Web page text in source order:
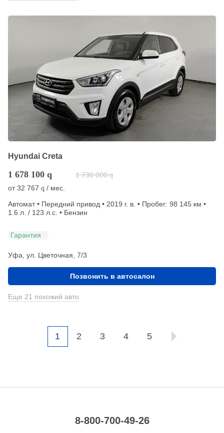
Hyundai Creta
1 678 100 q 1 730 000 q
от32 767 q / мес.
Автомат • Передний привод • 2019 г. в. • Пробег: 98 145 км •
1.6 л. / 123 л.с. • Бензин
Гарантия
Уфа, ул. Цветочная, 7/3
Позвонить в автосалон
Еще 21 похожий авто
1 2 3 4 5
8-800-700-49-26